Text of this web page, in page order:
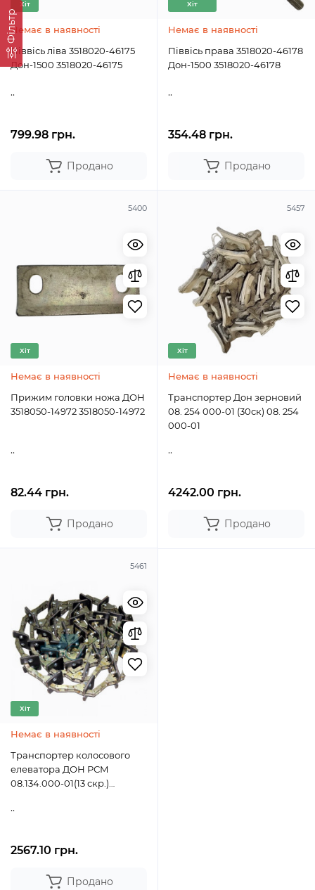
Фільтр
Хіт
Немає в наявності
Піввісь ліва 3518020-46175
Дон-1500 3518020-46175
..
799.98 грн.
Продано
Хіт
Немає в наявності
Піввісь права 3518020-46178
Дон-1500 3518020-46178
..
354.48 грн.
Продано
5400
Хіт
Немає в наявності
Прижим головки ножа ДОН
3518050-14972 3518050-14972
..
82.44 грн.
Продано
5457
Хіт
Немає в наявності
Транспортер Дон зерновий
08. 254 000-01 (30ск) 08. 254
000-01
..
4242.00 грн.
Продано
5461
Хіт
Немає в наявності
Транспортер колосового
елеватора ДОН РСМ
08.134.000-01(13 скр.)
..
2567.10 грн.
Продано